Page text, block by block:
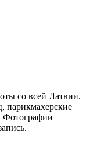
со всей Латвии.
парикмахерские
Фотографии